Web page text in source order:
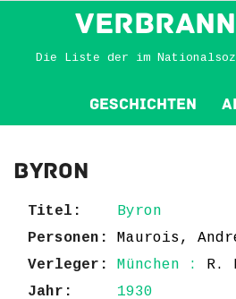
Die Liste der im
Geschichten
Byron
Titel:
Byron
Personen:
Maurois,
Verleger:
München : R.
Jahr:
1930